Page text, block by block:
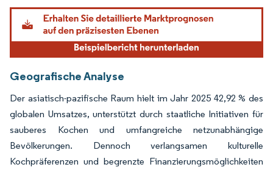
Geografische Analyse
Der asiatisch-pazifische Raum hielt im Jahr 2025 42,92 % des
globalen Umsatzes, unterstützt durch staatliche Initiativen für
sauberes Kochen und umfangreiche netzunabhängige
Bevölkerungen. Dennoch verlangsamen kulturelle
Kochpräferenzen und begrenzte Finanzierungsmöglichkeiten